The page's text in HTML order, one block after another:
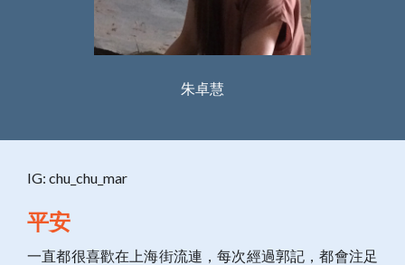
朱卓慧
IG: chu_chu_mar
平安
一直都很喜歡在上海街流連，每次經過郭記，都會注足